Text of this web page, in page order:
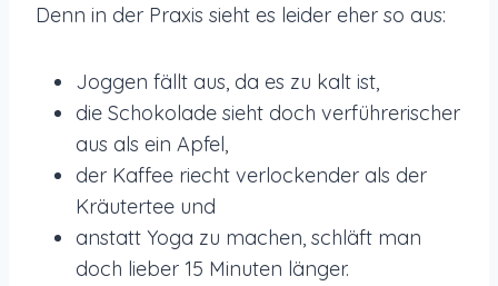
Denn in der Praxis sieht es leider eher so aus:
Joggen fällt aus, da es zu kalt ist,
die Schokolade sieht doch verführerischer
aus als ein Apfel,
der Kaffee riecht verlockender als der
Kräutertee und
anstatt Yoga zu machen, schläft man
doch lieber 15 Minuten länger.